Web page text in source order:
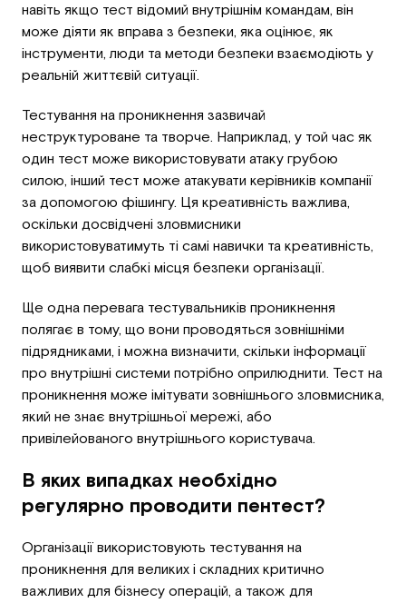
навіть якщо тест відомий внутрішнім командам, він
може діяти як вправа з безпеки, яка оцінює, як
інструменти, люди та методи безпеки взаємодіють у
реальній життєвій ситуації.
Тестування на проникнення зазвичай
неструктуроване та творче. Наприклад, у той час як
один тест може використовувати атаку грубою
силою, інший тест може атакувати керівників компанії
за допомогою фішингу. Ця креативність важлива,
оскільки досвідчені зловмисники
використовуватимуть ті самі навички та креативність,
щоб виявити слабкі місця безпеки організації.
Ще одна перевага тестувальників проникнення
полягає в тому, що вони проводяться зовнішніми
підрядниками, і можна визначити, скільки інформації
про внутрішні системи потрібно оприлюднити. Тест на
проникнення може імітувати зовнішнього зловмисника,
який не знає внутрішньої мережі, або
привілейованого внутрішнього користувача.
В яких випадках необхідно
регулярно проводити пентест?
Організації використовують тестування на
проникнення для великих і складних критично
важливих для бізнесу операцій, а також для